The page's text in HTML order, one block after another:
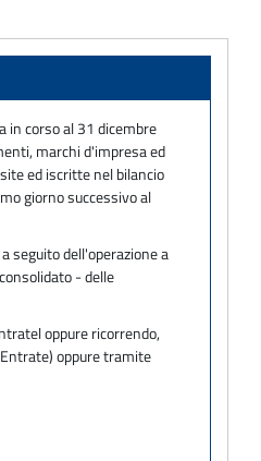
in corso al 31 dicembre
marchi d'impresa ed
ed iscritte nel bilancio
giorno successivo al
seguito dell'operazione a
- delle
oppure ricorrendo,
oppure tramite